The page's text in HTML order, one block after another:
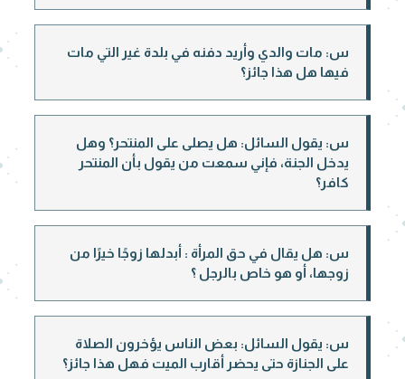
س: مات والدي وأريد دفنه في بلدة غير التي مات
فيها هل هذا جائز؟
س: يقول السائل: هل يصلى على المنتحر؟ وهل
يدخل الجنة، فإني سمعت من يقول بأن المنتحر
كافر؟
س: هل يقال في حق المرأة : أبدلها زوجًا خيرًا من
زوجها، أو هو خاص بالرجل ؟
س: يقول السائل: بعض الناس يؤخرون الصلاة
على الجنازة حتى يحضر أقارب الميت فهل هذا جائز؟